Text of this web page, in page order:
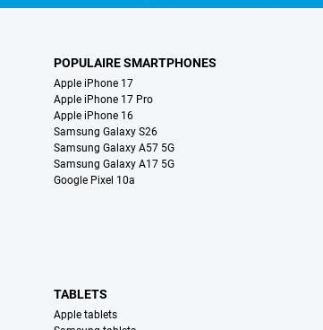
POPULAIRE SMARTPHONES
Apple iPhone 17
Apple iPhone 17 Pro
Apple iPhone 16
Samsung Galaxy S26
Samsung Galaxy A57 5G
Samsung Galaxy A17 5G
Google Pixel 10a
TABLETS
Apple tablets